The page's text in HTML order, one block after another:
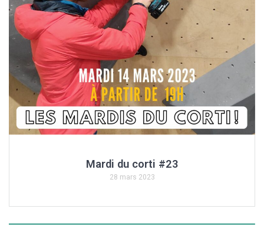
Mardi du corti #23
28 mars 2023